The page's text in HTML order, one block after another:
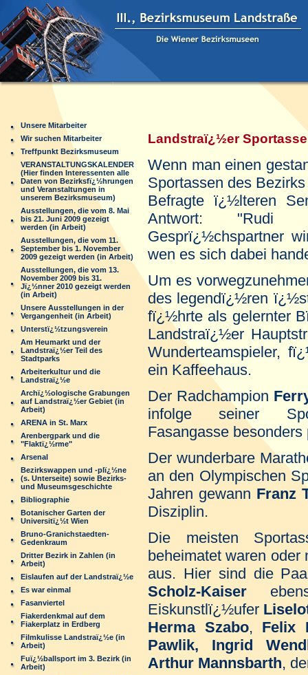
Unsere Mitarbeiter
Wir suchen Mitarbeiter
Treffpunkt Bezirksmuseum
VERANSTALTUNGSKALENDER
(Hier finden Interessenten alle
Daten von Bezirksfï¿½hrungen
und Veranstaltungen in
unserem Bezirksmuseum)
Ausstellungen, die vom 8. Mai
bis 21. Juni 2009 gezeigt
werden (in Arbeit)
Ausstellungen, die vom 11.
September bis 1. November
2009 gezeigt werden (in Arbeit)
Ausstellungen, die vom 13.
November 2009 bis 31.
Jï¿½nner 2010 gezeigt werden
(in Arbeit)
Unsere Ausstellungen in der
Vergangenheit (in Arbeit)
Unterstï¿½tzungsverein
Am Heumarkt und der
Landstraï¿½er Teil des
Stadtparks
Arbeiterkultur und die
Landstraï¿½e
Archï¿½ologische Grabungen
auf Landstraï¿½er Gebiet (in
Arbeit)
ARENA in St. Marx
Arenbergpark und die
"Flaktï¿½rme"
Arsenal
Bezirkswappen und -plï¿½ne
(s. Unterseite) sowie Bezirks-
und Museumsgeschichte
Bibliographie
Botanischer Garten der
Universitï¿½t Wien
Bruno-Granichstaedten-
Gedenkraum
Dritter Bezirk in Zahlen (in
Arbeit)
Eislaufen auf der Landstraï¿½e
Es war einmal
Fasanviertel
Fiakerdenkmal auf dem
Fiakerplatz in Erdberg
Filmkulisse Landstraï¿½e (in
Arbeit)
Fuï¿½ballsport im 3. Bezirk (in
Arbeit)
Landstraï¿½er Sportasse
Wenn man einen
Sportassen des
Befragte ï¿½lteren
Antwort: "Rudi
Gesprï¿½chspartner
wen es sich dabei
Um es
des legendï¿½ren
fï¿½hrte als gelernter
Landstraï¿½er
Wunderteamspieler,
ein Kaffeehaus.
Der Radchampion
infolge seiner
Fasangasse
Der wunderbare
an den Olympischen
Jahren gewann Franz
Disziplin.
Die meisten
beheimatet waren
aus. Hier sind die
Scholz-Kaiser
Eiskunstlï¿½ufer
Herma Szabo, Felix
Pawlik,
Ingrid
Arthur Mannsbarth,